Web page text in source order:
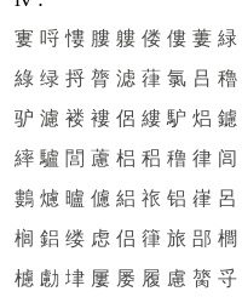
寠 哷 慺 膢 軁 偻 僂 蔞 緑
綠 绿 捋 膂 滤 葎 氯 吕 穭
驴 濾 褛 褸 侶 縷 馿 焒 鑢
繂 驢 閭 藘 梠 稆 穞 律 闾
鷜 爈 曥 儢 絽 祣 铝 嵂 呂
榈 鋁 缕 虑 侣 箻 旅 郘 櫚
櫖 勴 垏 屢 屡 履 慮 膐 寽